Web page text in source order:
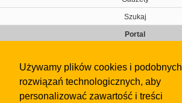
Używamy plików cookies i podobnych
rozwiązań technologicznych, aby
personalizować zawartość i treści
Szukaj
Portal
Kontakt
Regulamin